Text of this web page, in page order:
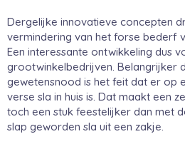
Dergelijke innovatieve concepten
vermindering van het forse bederf
Een interessante ontwikkeling dus
grootwinkelbedrijven. Belangrijker
gewetensnood is het feit dat er op
verse sla in huis is. Dat maakt een
toch een stuk feestelijker dan met
slap geworden sla uit een zakje.